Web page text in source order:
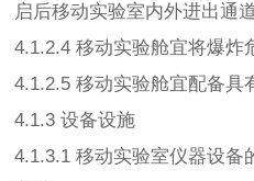
启后移动实验室内外进出通
4.1.2.4 移动实验舱宜将爆炸
4.1.2.5 移动实验舱宜配备具
4.1.3 设备设施
4.1.3.1 移动实验室仪器设备